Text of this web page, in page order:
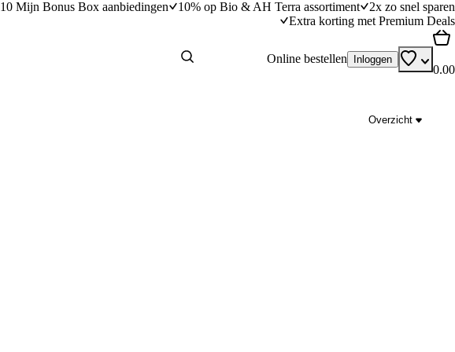
10 Mijn Bonus Box aanbiedingen 10% op Bio & AH Terra assortiment
2x zo snel sparen
Extra korting met Premium Deals
Online bestellen Inloggen
0.00
Overzicht